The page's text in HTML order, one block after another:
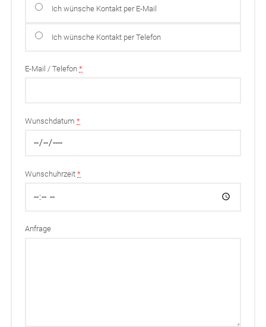
Ich wünsche Kontakt per E-Mail
Ich wünsche Kontakt per Telefon
E-Mail / Telefon*
Wunschdatum*
Wunschuhrzeit*
Anfrage